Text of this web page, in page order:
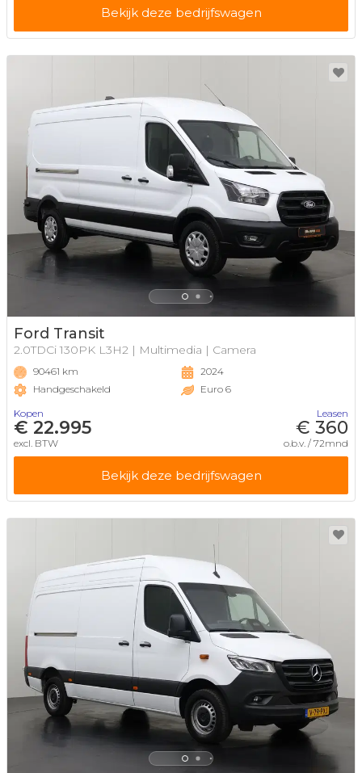
Bekijk deze bedrijfswagen
Ford Transit
2.0TDCi 130PK L3H2 | Multimedia | Camera
90461 km
Handgeschakeld
2024
Euro 6
Kopen
€ 22.995
excl. BTW
Leasen
€ 360
o.b.v. / 72mnd
Bekijk deze bedrijfswagen